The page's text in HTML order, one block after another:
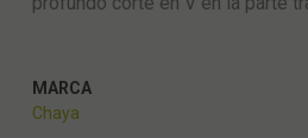
MARCA
Chaya